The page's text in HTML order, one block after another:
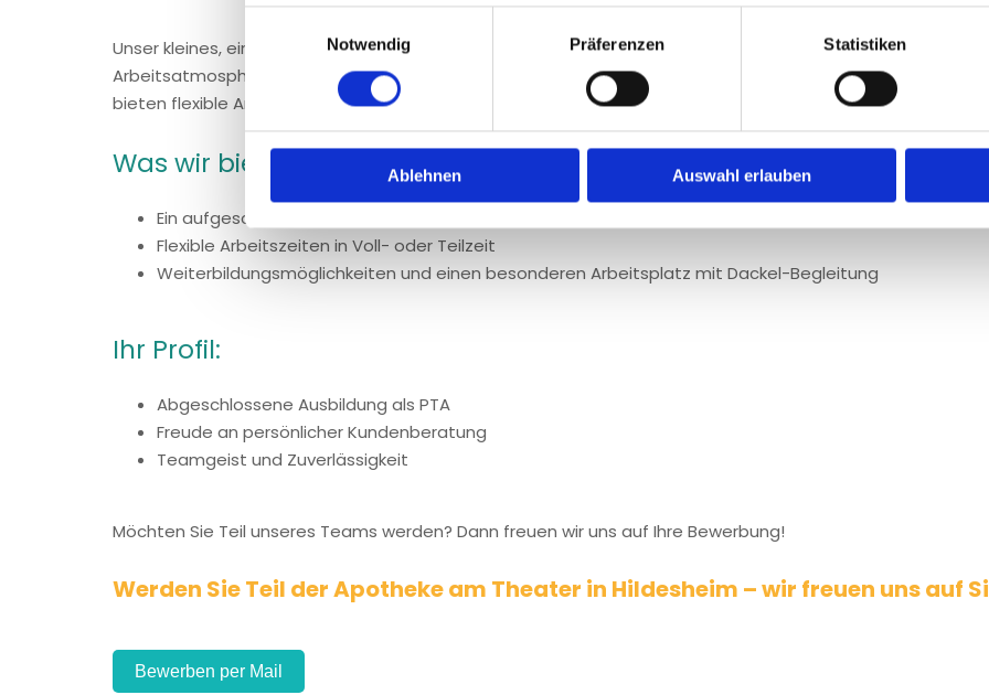
Notwendig
Präferenzen Statistiken
Ablehnen Auswahl erlauben
Unser kleines, eingespieltes Team legt großen Wert auf eine persönliche und engagierte
Arbeitsatmosphäre und ein Arbeitsplatz mit Charakter – inklusive Bürohund, einem charmanten kleinen
bieten flexible Arbeitszeiten in Voll- oder Teilzeit und die Möglichkeit, Ihre Stärken bei uns voll einzubringen.
Was wir bieten:
Ein aufgeschlossenes und motiviertes Team in einer traditionsreichen Apotheke
Flexible Arbeitszeiten in Voll- oder Teilzeit
Weiterbildungsmöglichkeiten und einen besonderen Arbeitsplatz mit Dackel-Begleitung
Ihr Profil:
Abgeschlossene Ausbildung als PTA
Freude an persönlicher Kundenberatung
Teamgeist und Zuverlässigkeit
Möchten Sie Teil unseres Teams werden? Dann freuen wir uns auf Ihre Bewerbung!
Werden Sie Teil der Apotheke am Theater in Hildesheim – wir freuen uns auf
Bewerben per Mail